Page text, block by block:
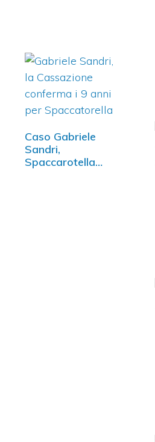
Caso Gabriele
Sandri,
Spaccarotella